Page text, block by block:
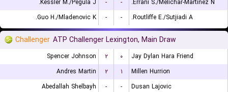
Kessler M./Pegula J.
- -
Errani S./Melichar-Martinez N.
Guo H./Mladenovic K.
- - Routliffe E./Sutjiadi A.
Challenger ATP Challenger Lexington, Main Draw
Spencer Johnson ۲ ۰
Jay Dylan Hara Friend
Andres Martin
۲ ۱
Millen Hurrion
Abedallah Shelbayh
- -
Dusan Lajovic